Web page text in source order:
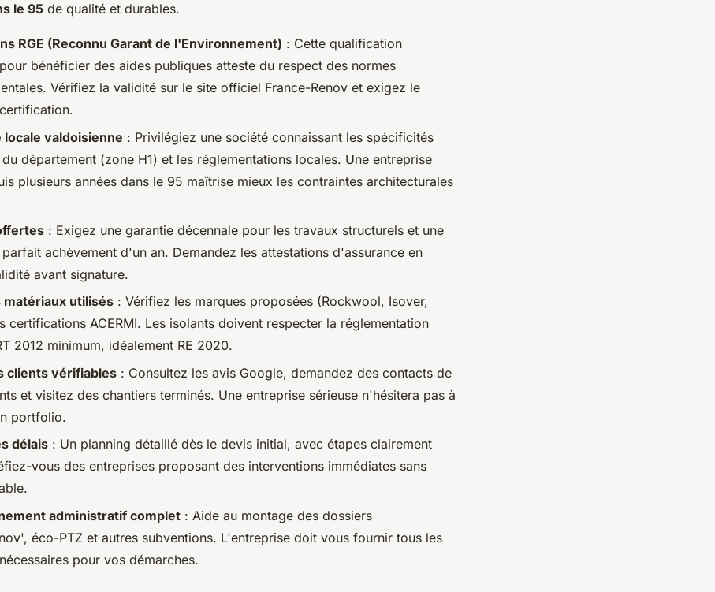
le 95 de qualité et durables.
RGE (Reconnu Garant de l'Environnement) : Cette qualification
bénéficier des aides publiques atteste du respect des normes
Vérifiez la validité sur le site officiel France-Renov et exigez le
locale valdoisienne : Privilégiez une société connaissant les spécificités
département (zone H1) et les réglementations locales. Une entreprise
plusieurs années dans le 95 maîtrise mieux les contraintes architecturales
: Exigez une garantie décennale pour les travaux structurels et une
achèvement d'un an. Demandez les attestations d'assurance en
avant signature.
matériaux utilisés : Vérifiez les marques proposées (Rockwool, Isover,
certifications ACERMI. Les isolants doivent respecter la réglementation
2012 minimum, idéalement RE 2020.
clients vérifiables : Consultez les avis Google, demandez des contacts de
et visitez des chantiers terminés. Une entreprise sérieuse n'hésitera pas à
portfolio.
délais : Un planning détaillé dès le devis initial, avec étapes clairement
vous des entreprises proposant des interventions immédiates sans
administratif complet : Aide au montage des dossiers
éco-PTZ et autres subventions. L'entreprise doit vous fournir tous les
pour vos démarches.